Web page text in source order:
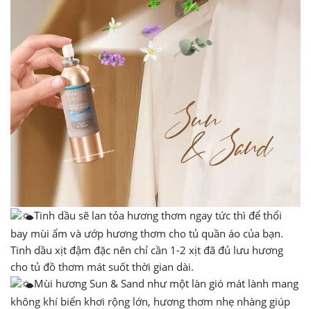
Tinh dầu sẽ lan tỏa hương thơm ngay tức thì để thổi
bay mùi ẩm và ướp hương thơm cho tủ quần áo của bạn.
Tinh dầu xịt đậm đặc nên chỉ cần 1-2 xịt đã đủ lưu hương
cho tủ đồ thơm mát suốt thời gian dài.
Mùi hương Sun & Sand như một làn gió mát lành mang
không khí biển khơi rộng lớn, hương thơm nhẹ nhàng giúp